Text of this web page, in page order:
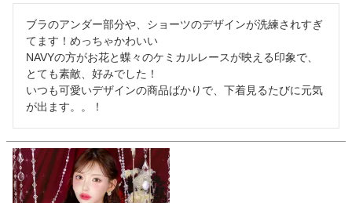
ブラのアンダー部分や、ショーツのデザインが洗練されすぎ
てます！めっちゃかわいい
NAVYの方がお花と蝶々のケミカルレースが映える印象で、
とても素敵、好みでした！
いつも可愛いデザインの商品ばかりで、下着見るたびに元気
が出ます。。！